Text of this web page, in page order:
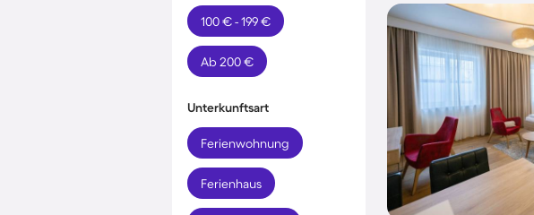
100 € - 199 €
Ab 200 €
Unterkunftsart
Ferienwohnung
Ferienhaus